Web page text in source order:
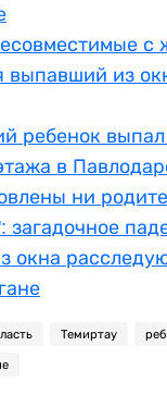
с
выпавший из
ребенок
в
ни
загадочное
окна
Темиртау